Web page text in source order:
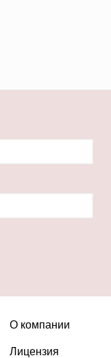
О компании
Лицензия